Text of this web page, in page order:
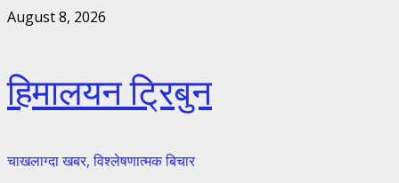
Skip
August 8, 2026
हिमालयन ट्रिबुन
चाखलाग्दा खबर, विश्लेषणात्मक बिचार